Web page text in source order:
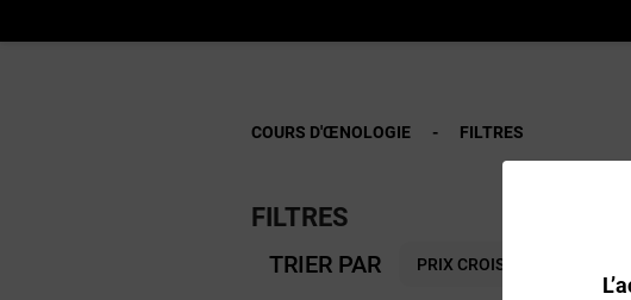
COURS D'ŒNOLOGIE FILTRES
FILTRES
TRIER PAR PRIX CROISSANT